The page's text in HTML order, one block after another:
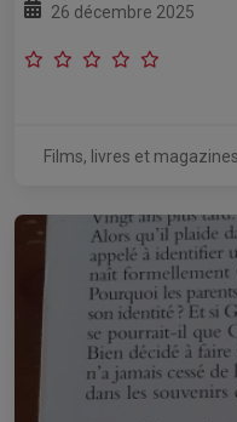
26 décembre 2025
Films, livres et magazines